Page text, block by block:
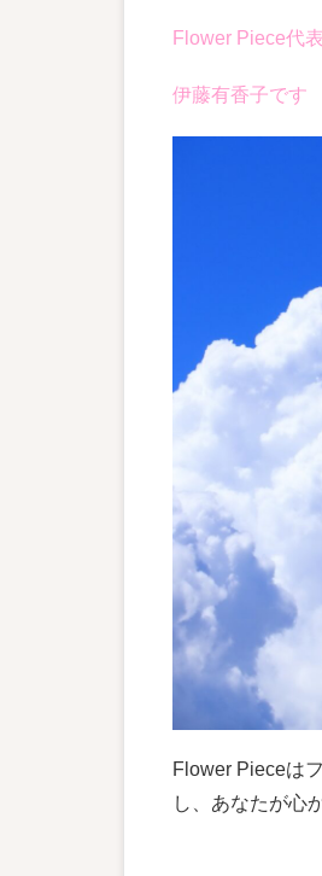
Flower Piece代
伊藤有香子です
Flower Pieceは
し、あなたが心